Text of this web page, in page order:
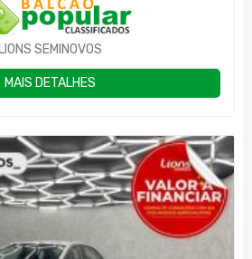
LIONS SEMINOVOS
MAIS DETALHES